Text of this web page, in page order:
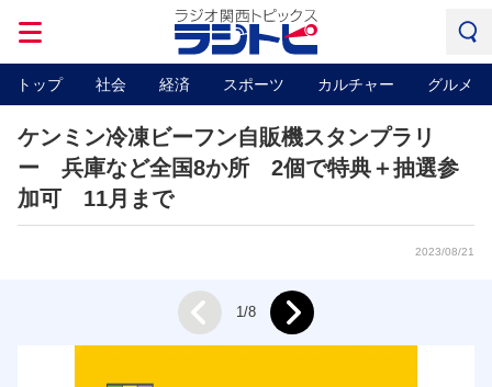
トップ 社会 経済 スポーツ カルチャー グルメ
ケンミン冷凍ビーフン自販機スタンプラリ
ー 兵庫など全国8か所 2個で特典＋抽選参
加可 11月まで
2023/08/21
Prev 1/8 Next